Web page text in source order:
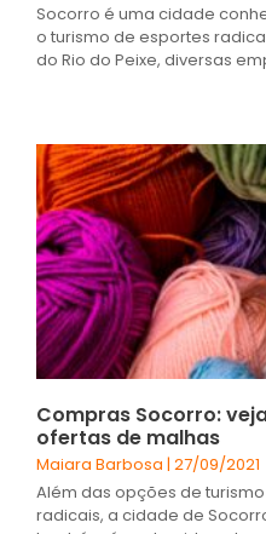
Socorro é uma cidade
o turismo de esportes
do Rio do Peixe, diversas
Compras Socorro:
ofertas de malhas
Maiara Barbosa 27/09/2021
Além das opções de
radicais, a cidade de